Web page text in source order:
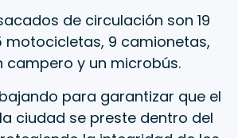
de circulación son 19
motocicletas, 9 camionetas,
campero y un microbús.
para garantizar que el
ciudad se preste dentro del